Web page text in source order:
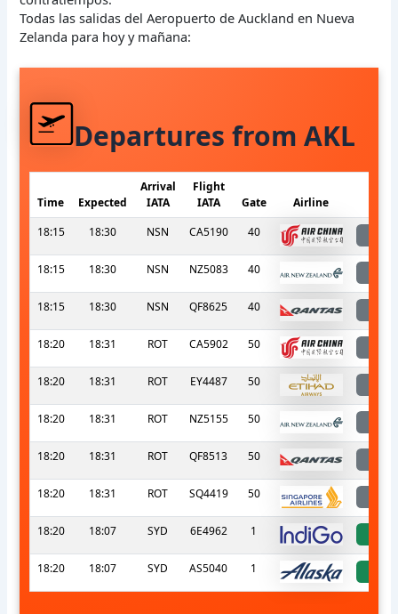
Todas las salidas del Aeropuerto de Auckland en Nueva
Zelanda para hoy y mañana:
Departures from AKL
Time Expected
Arrival
IATA
Flight
IATA
Gate Airline
18:15
18:30 NSN CA5190 40
18:15 18:30 NSN NZ5083 40
18:15 18:30 NSN QF8625 40
18:20 18:31 ROT CA5902 50
18:20 18:31 ROT EY4487 50
18:20 18:31 ROT NZ5155 50
18:20 18:31 ROT QF8513 50
18:20 18:31 ROT SQ4419 50
18:20 18:07 SYD 6E4962 1
18:20 18:07 SYD AS5040 1